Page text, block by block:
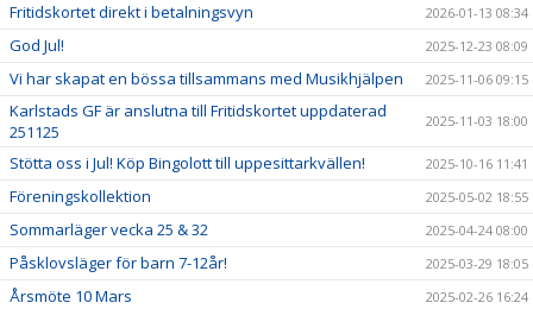
Fritidskortet direkt i betalningsvyn 2026-01-13 08:34
God Jul! 2025-12-23 08:09
Vi har skapat en bössa tillsammans med Musikhjälpen 2025-11-06 09:15
Karlstads GF är anslutna till Fritidskortet uppdaterad
251125
2025-11-03 18:00
Stötta oss i Jul! Köp Bingolott till uppesittarkvällen! 2025-10-16 11:41
Föreningskollektion 2025-05-02 18:55
Sommarläger vecka 25 & 32 2025-04-24 08:00
Påsklovsläger för barn 7-12år! 2025-03-29 18:05
Årsmöte 10 Mars 2025-02-26 16:24